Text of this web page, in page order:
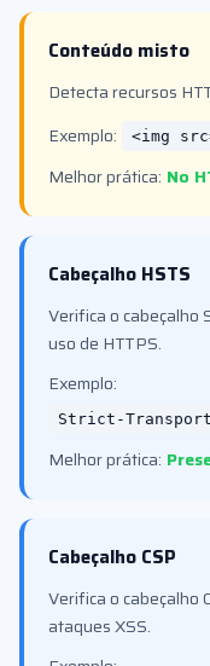
Conteúdo misto
Detecta recursos
Exemplo:
<img
Melhor prática: No
Cabeçalho HSTS
Verifica o cabeçalho
uso de HTTPS.
Exemplo:
Strict-
Melhor prática:
Cabeçalho CSP
Verifica o cabeçalho
ataques XSS.